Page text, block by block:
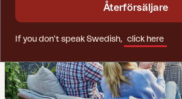
Återförsäljare
If you don't speak Swedish, click here